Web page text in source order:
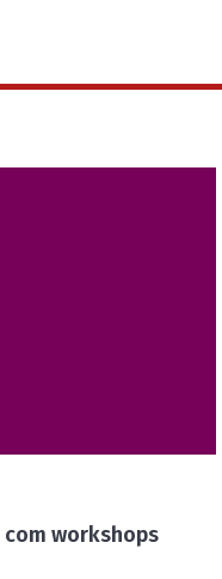
com workshops